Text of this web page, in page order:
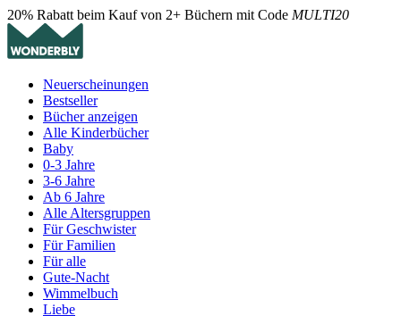
20% Rabatt beim Kauf von 2+ Büchern mit Code MULTI20
Neuerscheinungen
Bestseller
Bücher anzeigen
Alle Kinderbücher
Baby
0-3 Jahre
3-6 Jahre
Ab 6 Jahre
Alle Altersgruppen
Für Geschwister
Für Familien
Für alle
Gute-Nacht
Wimmelbuch
Liebe